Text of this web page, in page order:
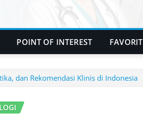
POINT OF INTEREST FAVORIT
dan Rekomendasi Klinis di Indonesia